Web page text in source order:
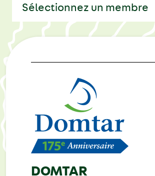
DOMTAR